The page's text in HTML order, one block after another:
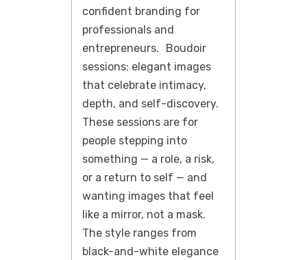
confident branding for
professionals and
entrepreneurs. Boudoir
sessions: elegant images
that celebrate intimacy,
depth, and self-discovery.
These sessions are for
people stepping into
something — a role, a risk,
or a return to self — and
wanting images that feel
like a mirror, not a mask.
The style ranges from
black-and-white elegance